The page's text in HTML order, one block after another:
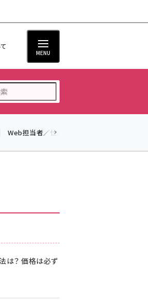
MENU
Web担当者／仕事
は？ 価格は必ず